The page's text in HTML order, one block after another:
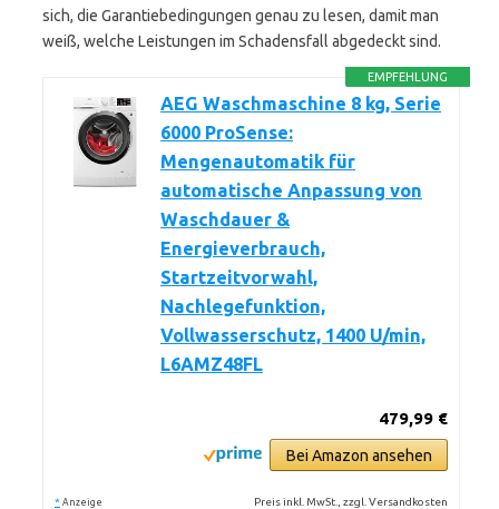
sich, die Garantiebedingungen genau zu lesen, damit man
weiß, welche Leistungen im Schadensfall abgedeckt sind.
EMPFEHLUNG
AEG Waschmaschine 8 kg, Serie
6000 ProSense:
Mengenautomatik für
automatische Anpassung von
Waschdauer &
Energieverbrauch,
Startzeitvorwahl,
Nachlegefunktion,
Vollwasserschutz, 1400 U/min,
L6AMZ48FL
479,99 €
Bei Amazon ansehen
* Anzeige Preis inkl. MwSt., zzgl. Versandkosten